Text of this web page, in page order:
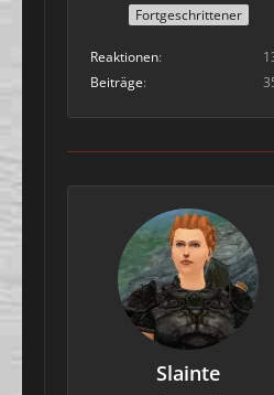
Fortgeschrittener
Reaktionen
Beiträge
Slainte